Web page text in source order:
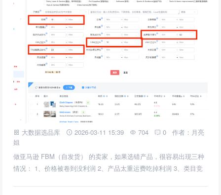
大数据选品库 2026-03-11 15:39 704 0
作者：月亮
姐
做亚马逊 FBM（自发货） 的卖家，如果选错产品，很容易出现三种
情况： 1、价格被卷到没利润 2、产品太重运费吃掉利润 3、类目竞